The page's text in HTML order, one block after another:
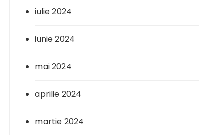
iulie 2024
iunie 2024
mai 2024
aprilie 2024
martie 2024